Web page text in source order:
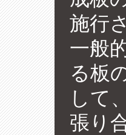
施行
一般
る板
して
張り